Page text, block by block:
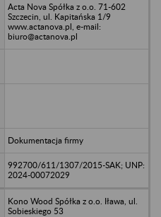
Acta Nova Spółka z o.o. 71-602
Szczecin, ul. Kapitańska 1/9
www.actanova.pl, e-mail:
biuro@actanova.pl
Dokumentacja firmy
992700/611/1307/2015-SAK; UNP:
2024-00072029
Kono Wood Spółka z o.o. Iława, ul.
Sobieskiego 53